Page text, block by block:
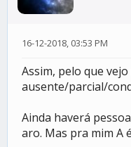
16-12-2018, 03:53 PM
Assim, pelo que
ausente/parcial/
Ainda haverá
aro. Mas pra mim A